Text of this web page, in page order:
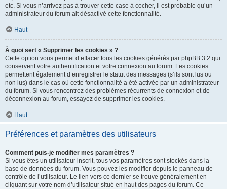
etc. Si vous n’arrivez pas à trouver cette case à cocher, il est probable qu’un
administrateur du forum ait désactivé cette fonctionnalité.
Haut
À quoi sert « Supprimer les cookies » ?
Cette option vous permet d’effacer tous les cookies générés par phpBB 3.2 qui
conservent votre authentification et votre connexion au forum. Les cookies
permettent également d’enregistrer le statut des messages (s’ils sont lus ou
non lus) dans le cas où cette fonctionnalité a été activée par un administrateur
du forum. Si vous rencontrez des problèmes récurrents de connexion et de
déconnexion au forum, essayez de supprimer les cookies.
Haut
Préférences et paramètres des utilisateurs
Comment puis-je modifier mes paramètres ?
Si vous êtes un utilisateur inscrit, tous vos paramètres sont stockés dans la
base de données du forum. Vous pouvez les modifier depuis le panneau de
contrôle de l’utilisateur. Le lien vers ce dernier se trouve généralement en
cliquant sur votre nom d’utilisateur situé en haut des pages du forum. Ce